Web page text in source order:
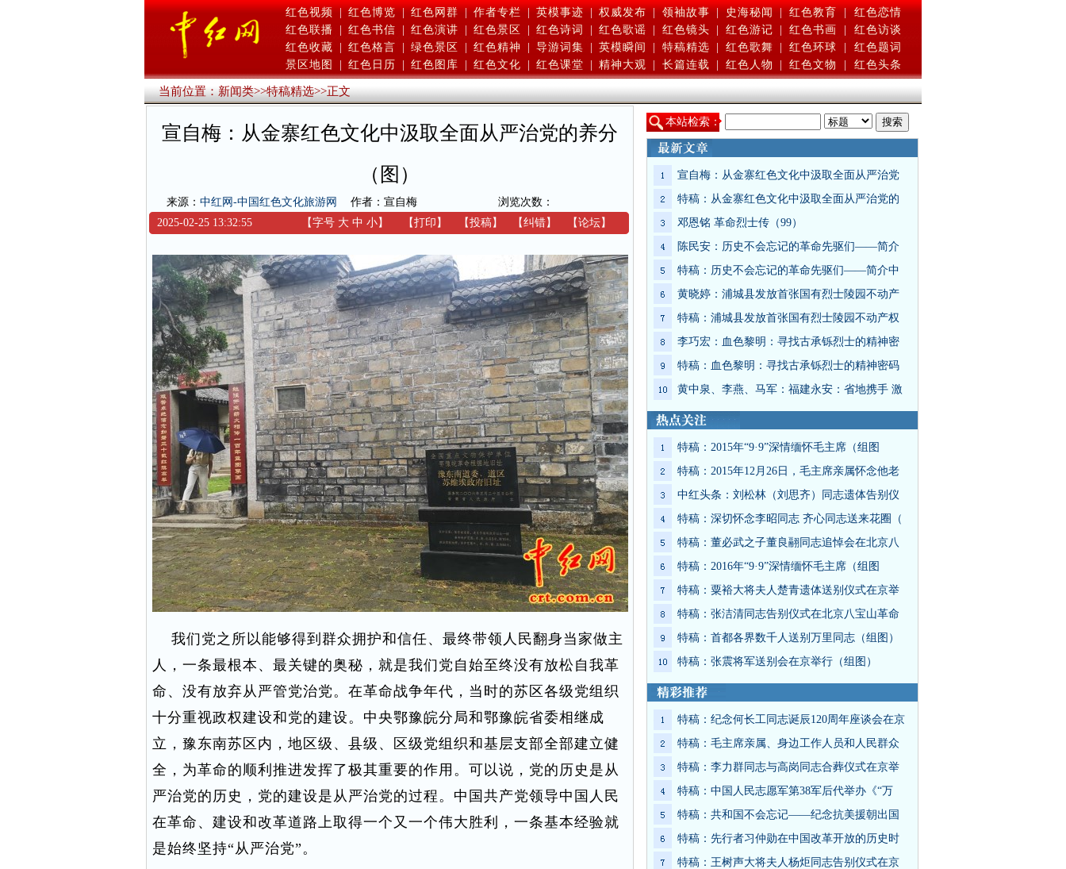
红色视频 | 红色博览 | 红色网群 | 作者专栏 | 英模事迹 | 权威发布 | 领袖故事 | 史海秘闻 | 红色教育 |
红色恋情
红色联播
红色书信 红色演讲 红色景区 红色诗词 红色歌谣 红色镜头 红色游记 红色书画
红色访谈
红色收藏
红色格言 绿色景区 红色精神 导游词集 英模瞬间 特稿精选 红色歌舞 红色环球
红色题词
景区地图
红色日历 红色图库 红色文化 红色课堂 精神大观 长篇连载 红色人物 红色文物 红色头条
当前位置：新闻类>>特稿精选>>正文
宣自梅：从金寨红色文化中汲取全面从严治党的养分
（图）
来源： 中红网-中国红色文化旅游网 作者：宣自梅
浏览次数：
2025-02-25 13:32:55
【字号 大 中 小】 【打印 】 【投稿】 【纠错】 【论坛】
我们党之所以能够得到群众拥护和信任、最终带领人民翻身当家做主
人，一条最根本、最关键的奥秘，就是我们党自始至终没有放松自我革
命、没有放弃从严管党治党。在革命战争年代，当时的苏区各级党组织
十分重视政权建设和党的建设。中央鄂豫皖分局和鄂豫皖省委相继成
立，豫东南苏区内，地区级、县级、区级党组织和基层支部全部建立健
全，为革命的顺利推进发挥了极其重要的作用。可以说，党的历史是从
严治党的历史，党的建设是从严治党的过程。中国共产党领导中国人民
在革命、建设和改革道路上取得一个又一个伟大胜利，一条基本经验就
是始终坚持“从严治党”。
本站检索：
宣自梅：从金寨红色文化中汲取全面从严治党
特稿：从金寨红色文化中汲取全面从严治党的
邓恩铭 革命烈士传（99）
陈民安：历史不会忘记的革命先驱们——简介
特稿：历史不会忘记的革命先驱们——简介中
黄晓婷：浦城县发放首张国有烈士陵园不动产
特稿：浦城县发放首张国有烈士陵园不动产权
李巧宏：血色黎明：寻找古承铄烈士的精神密
特稿：血色黎明：寻找古承铄烈士的精神密码
黄中泉、李燕、马军：福建永安：省地携手 激
特稿：2015年“9·9”深情缅怀毛主席（组图
特稿：2015年12月26日，毛主席亲属怀念他老
中红头条：刘松林（刘思齐）同志遗体告别仪
特稿：深切怀念李昭同志 齐心同志送来花圈（
特稿：董必武之子董良翮同志追悼会在北京八
特稿：2016年“9·9”深情缅怀毛主席（组图
特稿：粟裕大将夫人楚青遗体送别仪式在京举
特稿：张洁清同志告别仪式在北京八宝山革命
特稿：首都各界数千人送别万里同志（组图）
特稿：张震将军送别会在京举行（组图）
特稿：纪念何长工同志诞辰120周年座谈会在京
特稿：毛主席亲属、身边工作人员和人民群众
特稿：李力群同志与高岗同志合葬仪式在京举
特稿：中国人民志愿军第38军后代举办《“万
特稿：共和国不会忘记——纪念抗美援朝出国
特稿：先行者习仲勋在中国改革开放的历史时
特稿：王树声大将夫人杨炬同志告别仪式在京